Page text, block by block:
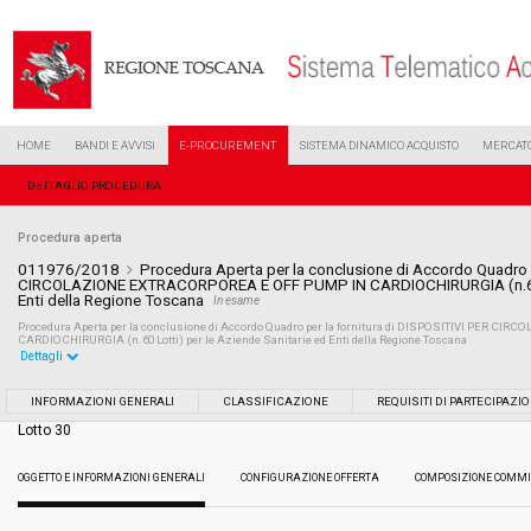
HOME BANDI E AVVISI E-PROCUREMENT SISTEMA DINAMICO ACQUISTO
DETTAGLIO PROCEDURA
Procedura aperta
011976/2018
Procedura Aperta per la conclusione di Accordo Quadro
CIRCOLAZIONE EXTRACORPOREA E OFF PUMP IN CARDIOCHIRURGIA
Enti della Regione Toscana
In esame
Procedura Aperta per la conclusione di Accordo Quadro per la fornitura di DISPOSITIVI PER
CARDIOCHIRURGIA (n.60 Lotti) per le Aziende Sanitarie ed Enti della Regione Toscana
Tipo di contratto:
Data pubblicazione:
Dettagli
INFORMAZIONI GENERALI CLASSIFICAZIONE REQUISITI DI
Lotto 30
OGGETTO E INFORMAZIONI GENERALI CONFIGURAZIONE OFFERTA COMPOSIZIONE